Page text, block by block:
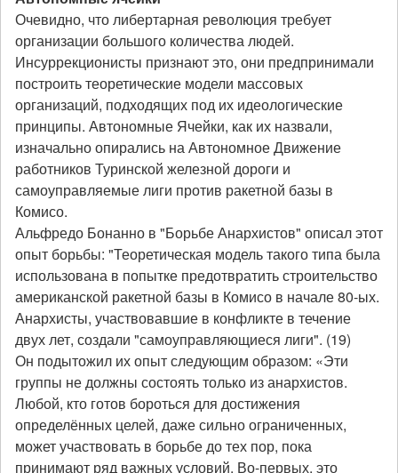
Очевидно, что либертарная революция требует
организации большого количества людей.
Инсуррекционисты признают это, они предпринимали
построить теоретические модели массовых
организаций, подходящих под их идеологические
принципы. Автономные Ячейки, как их назвали,
изначально опирались на Автономное Движение
работников Туринской железной дороги и
самоуправляемые лиги против ракетной базы в
Комисо.
Альфредо Бонанно в "Борьбе Анархистов" описал этот
опыт борьбы: "Теоретическая модель такого типа была
использована в попытке предотвратить строительство
американской ракетной базы в Комисо в начале 80-ых.
Анархисты, участвовавшие в конфликте в течение
двух лет, создали "самоуправляющиеся лиги". (19)
Он подытожил их опыт следующим образом: «Эти
группы не должны состоять только из анархистов.
Любой, кто готов бороться для достижения
определённых целей, даже сильно ограниченных,
может участвовать в борьбе до тех пор, пока
принимают ряд важных условий. Во-первых, это